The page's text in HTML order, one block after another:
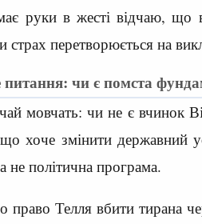
руки в жесті відчаю,
страх перетворюється на
чи є помста
мовчать: чи не є вчинок
хоче змінити
не політична програма.
право Телля вбити тирана